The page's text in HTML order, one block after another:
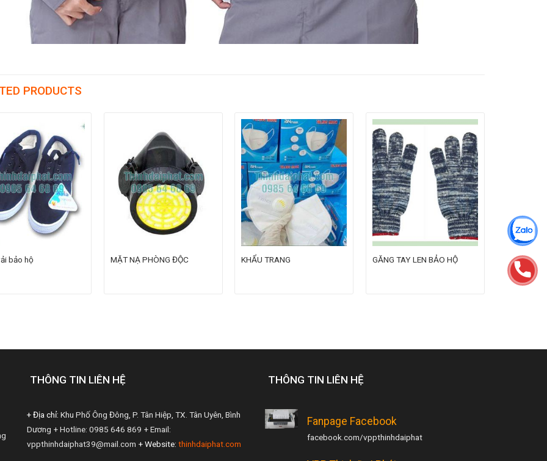
PRODUCTS
bảo hộ MẶT NẠ PHÒNG ĐỘC KHẨU TRANG GĂNG TAY LEN BẢO HỘ
THÔNG TIN LIÊN HỆ
+ Địa chỉ: Khu Phố Ông Đông, P. Tân Hiệp, TX. Tân Uyên, Bình
Dương + Hotline: 0985 646 869 + Email:
vppthinhdaiphat39@mail.com + Website: thinhdaiphat.com
THÔNG TIN LIÊN HỆ
Fanpage Facebook
facebook.com/vppthinhdaiphat